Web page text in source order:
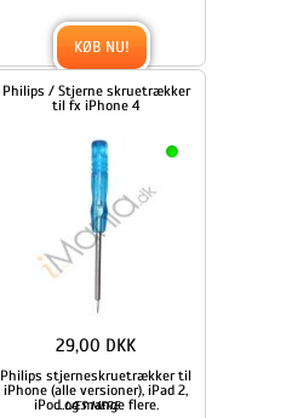
KØB NU!
Philips / Stjerne skruetrækker
til fx iPhone 4
Philips stjerneskruetrækker til
iPhone (alle versioner), iPad 2,
iPod og mange flere.
...LÆS MERE
29,00 DKK